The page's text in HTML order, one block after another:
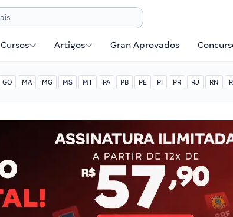
Cursos Artigos Gran Aprovados
GO MA MG MS MT PA PB PE PI PR RJ RN